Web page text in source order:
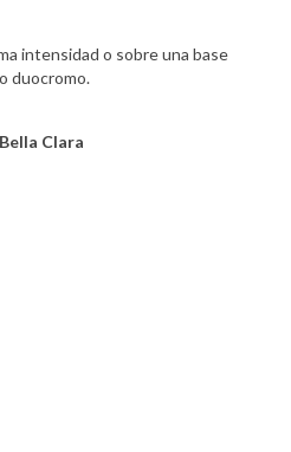
intensidad o sobre una base
duocromo.
Clara